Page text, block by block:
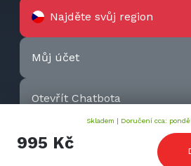
Skladem | Doručení cca:
995 Kč
Najděte svůj region
Můj účet
Otevřít Chatbota
Kontaktujte nás